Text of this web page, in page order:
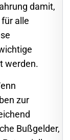
damit,
alle
werden.
zur
Bußgelder,